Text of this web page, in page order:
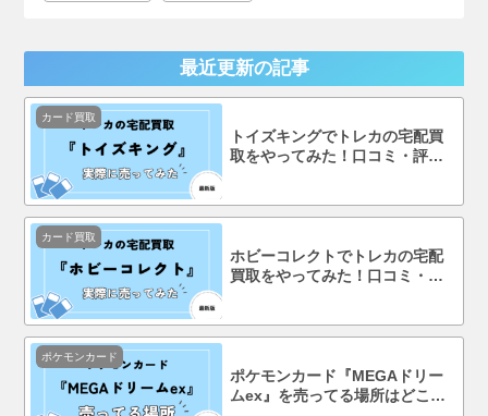
最近更新の記事
トイズキングでトレカの宅配買
取をやってみた！口コミ・評判
カード買取
ホビーコレクトでトレカの宅配
買取をやってみた！口コミ・評
カード買取
ポケモンカード『MEGAドリー
ムex』を売ってる場所はどこ？
ポケモンカード